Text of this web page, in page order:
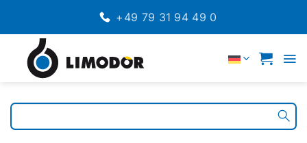
SPRINGEN
+49 79 31 94 49 0